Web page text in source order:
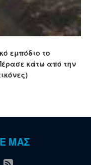
εμπόδιο το
κάτω από την
ΜΑΣ